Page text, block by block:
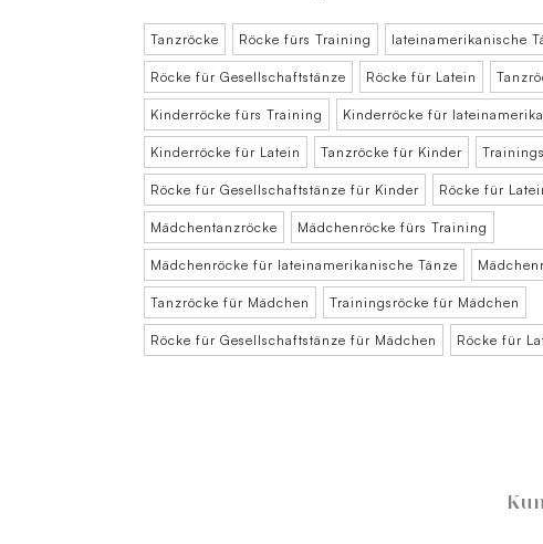
Tanzröcke Röcke fürs Training lateinamerikanische
Röcke für Gesellschaftstänze Röcke für Latein
Kinderröcke fürs Training Kinderröcke für
Kinderröcke für Latein Tanzröcke für Kinder
Röcke für Gesellschaftstänze für Kinder Röcke für
Mädchentanzröcke Mädchenröcke fürs Training
Mädchenröcke für lateinamerikanische Tänze
Tanzröcke für Mädchen Trainingsröcke für Mädchen
Röcke für Gesellschaftstänze für Mädchen Röcke für